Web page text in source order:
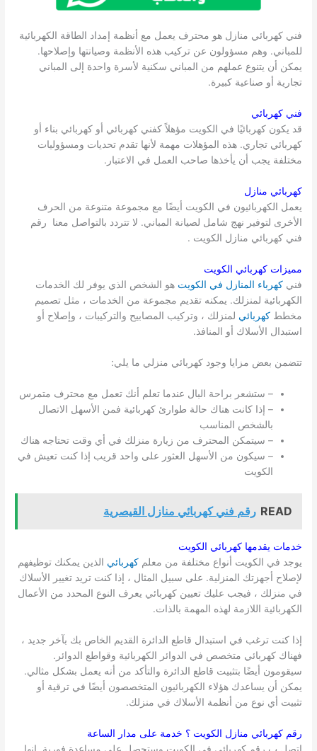
فني كهربائي منازل هو محترف يعمل مع أنظمة إمداد الطاقة الكهربائية
للمباني. وهم مسؤولون عن تركيب هذه الأنظمة وصيانتها وإصلاحها.
يمكن أن يتنوع عملهم من المباني سكنية لأسرة واحدة إلى المباني
تجارية أو صناعية كبيرة.
فني كهربائي
قد يكون كهربائيًا في الكويت مؤهلاً كفني كهربائي أو كهربائي بناء أو
كهربائي تجاري. هذه المؤهلات مهمة لأنها تقدم تحديات ومسؤوليات
مختلفة يجب أن يأخذها صاحب العمل في الاعتبار.
كهربائي منازل
يعمل الكهربائيون في الكويت أيضًا مع مجموعة متنوعة من الحرف
الأخرى لتوفير نهج شامل لصيانة المباني. لا تتردد بالتواصل معنا رقم
فني كهربائي منازل الكويت .
مميزات كهربائي الكويت
فني كهرباء المنازل في الكويت هو الشخص الذي يوفر لك الخدمات
الكهربائية لمنزلك. يمكنه تقديم مجموعة من الخدمات ، مثل تصميم
مخططكهربائي لمنزلك ، وتركيب المصابيح والتركيبات ، وإصلاح أو
استبدال الأسلاك أو المنافذ.
تتضمن بعض مزايا وجود كهربائي منزلي ما يلي:
– ستشعر براحة البال عندما تعلم أنك تعمل مع محترف متمرس
– إذا كانت هناك حالة طوارئ كهربائية فمن الأسهل الاتصال
بالشخص المناسب
– سيتمكن المحترف من زيارة منزلك في أي وقت تحتاجه هناك
– سيكون من الأسهل العثور على واحد قريب إذا كنت تعيش في
الكويت
READ رقم فني كهربائي منازل القيصرية
خدمات يقدمها كهربائي الكويت
يوجد في الكويت أنواع مختلفة من معلمكهربائي الذين يمكنك توظيفهم
لإصلاح أجهزتك المنزلية. على سبيل المثال ، إذا كنت تريد تغيير الأسلاك
في منزلك ، فيجب عليك تعيين كهربائي يعرف النوع المحدد من الأعمال
الكهربائية اللازمة لهذه المهمة بالذات.
إذا كنت ترغب في استبدال قاطع الدائرة القديم الخاص بك بآخر جديد ،
فهناك كهربائي متخصص في الدوائر الكهربائية وقواطع الدوائر.
سيقومون أيضًا بتثبيت قاطع الدائرة والتأكد من أنه يعمل بشكل مثالي.
يمكن أن يساعدك هؤلاء الكهربائيون المتخصصون أيضًا في ترقية أو
تثبيت أي نوع من أنظمة الأسلاك في منزلك.
رقم كهربائي منازل الكويت ؟ خدمة على مدار الساعة